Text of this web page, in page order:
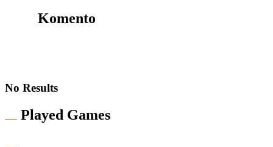
Komento
No Results
Played Games